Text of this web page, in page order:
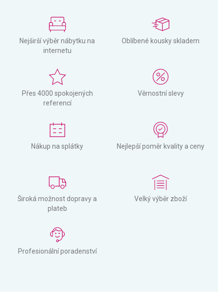
Nejširší výběr nábytku na
internetu
Oblíbené kousky skladem
Přes 4000 spokojených
referencí
Věrnostní slevy
Nákup na splátky Nejlepší poměr kvality a ceny
Široká možnost dopravy a
plateb
Velký výběr zboží
Profesionální poradenství